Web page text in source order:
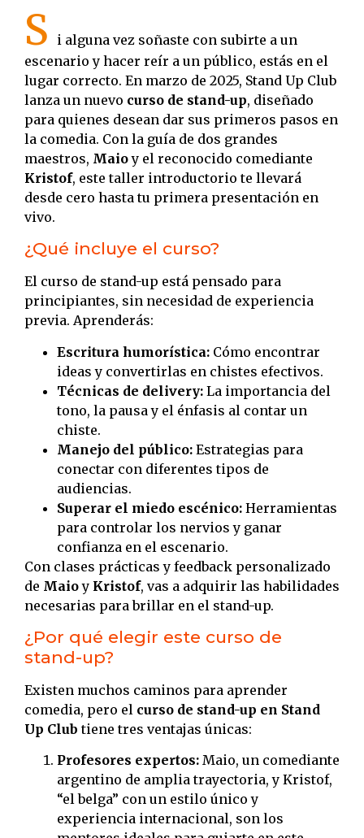
S
i alguna vez soñaste con subirte a un
escenario y hacer reír a un público, estás en el
lugar correcto. En marzo de 2025, Stand Up Club
lanza un nuevo curso de stand-up, diseñado
para quienes desean dar sus primeros pasos en
la comedia. Con la guía de dos grandes
maestros, Maioy el reconocido comediante
Kristof, este taller introductorio te llevará
desde cero hasta tu primera presentación en
vivo.
¿Qué incluye el curso?
El curso de stand-up está pensado para
principiantes, sin necesidad de experiencia
previa. Aprenderás:
Escritura humorística: Cómo encontrar
ideas y convertirlas en chistes efectivos.
Técnicas de delivery: La importancia del
tono, la pausa y el énfasis al contar un
chiste.
Manejo del público: Estrategias para
conectar con diferentes tipos de
audiencias.
Superar el miedo escénico: Herramientas
para controlar los nervios y ganar
confianza en el escenario.
Con clases prácticas y feedback personalizado
de Maioy Kristof, vas a adquirir las habilidades
necesarias para brillar en el stand-up.
¿Por qué elegir este curso de
stand-up?
Existen muchos caminos para aprender
comedia, pero el curso de stand-up en Stand
Up Club tiene tres ventajas únicas:
Profesores expertos: Maio, un comediante
argentino de amplia trayectoria, y Kristof,
“el belga” con un estilo único y
experiencia internacional, son los